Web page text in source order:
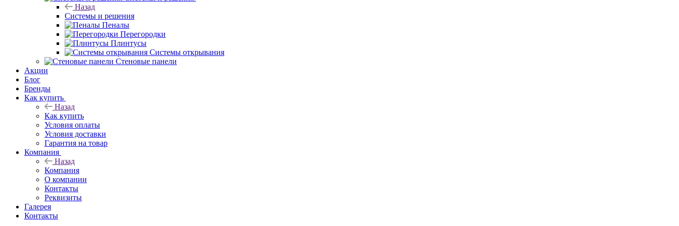
Назад
Системы и решения
Пеналы
Перегородки
Плинтусы
Системы открывания
Стеновые панели
Акции
Блог
Бренды
Как купить
Назад
Как купить
Условия оплаты
Условия доставки
Гарантия на товар
Компания
Назад
Компания
О компании
Контакты
Реквизиты
Галерея
Контакты